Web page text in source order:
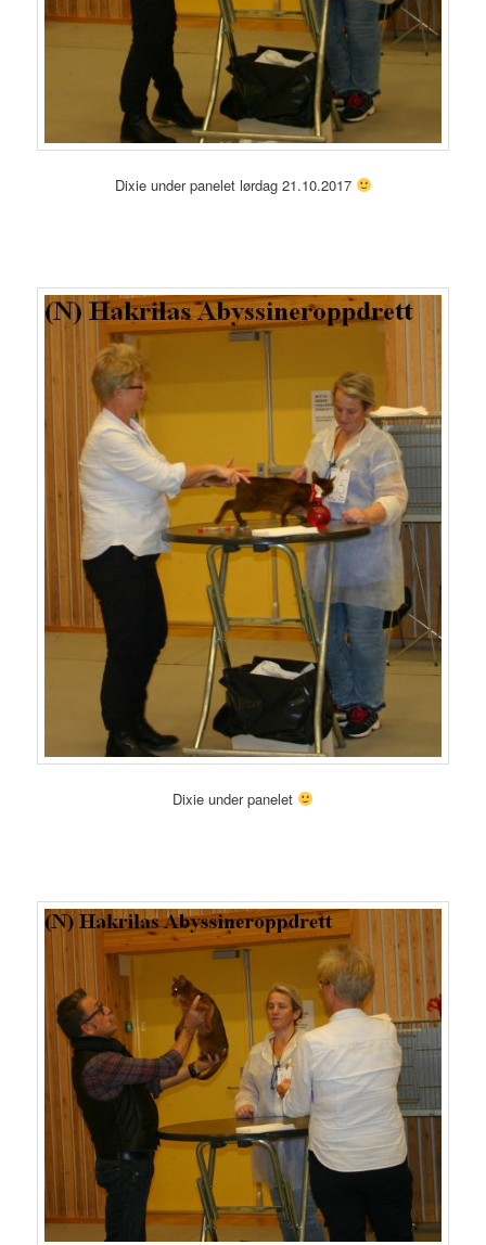
Dixie under panelet lørdag 21.10.2017
Dixie under panelet